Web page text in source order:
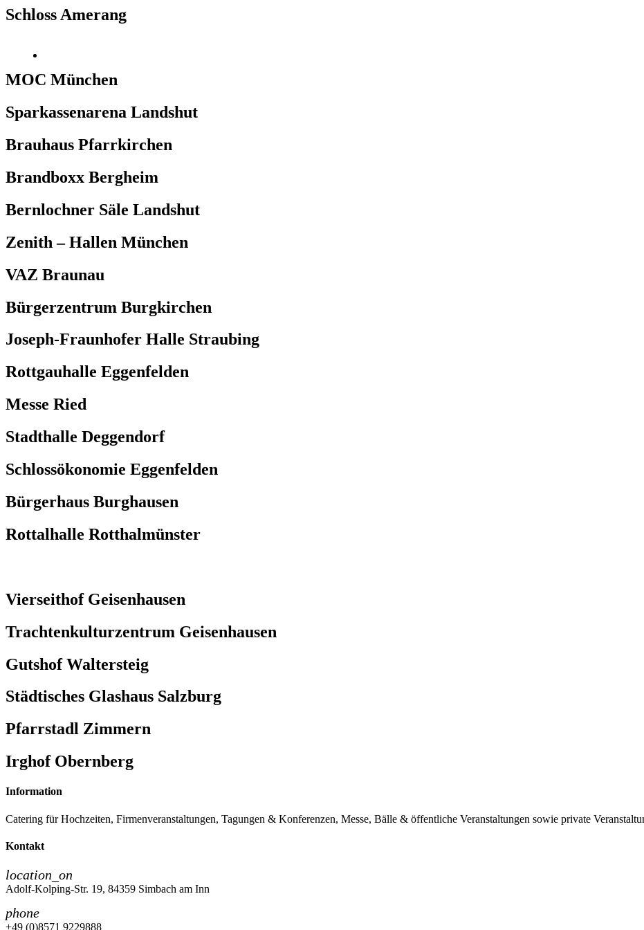
Schloss Amerang
MOC München
Sparkassenarena Landshut
Brauhaus Pfarrkirchen
Brandboxx Bergheim
Bernlochner Säle Landshut
Zenith – Hallen München
VAZ Braunau
Bürgerzentrum Burgkirchen
Joseph-Fraunhofer Halle Straubing
Rottgauhalle Eggenfelden
Messe Ried
Stadthalle Deggendorf
Schlossökonomie Eggenfelden
Bürgerhaus Burghausen
Rottalhalle Rotthalmünster
Vierseithof Geisenhausen
Trachtenkulturzentrum Geisenhausen
Gutshof Waltersteig
Städtisches Glashaus Salzburg
Pfarrstadl Zimmern
Irghof Obernberg
Information
Catering für Hochzeiten, Firmenveranstaltungen, Tagungen & Konferenzen, Messe, Bälle & öffentliche Veranstaltungen sowie private
Kontakt
location_on
Adolf-Kolping-Str. 19, 84359 Simbach am Inn
phone
+49 (0)8571 9229888